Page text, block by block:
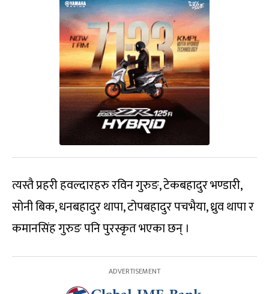
त्यस्तै प्रहरी हवल्दारहरु रविन गुरुङ, टेकबहादुर भण्डारी,
सोनी बिक, धनबहादुर थापा, टोपबहादुर पचभैया, ध्रुव थापा र
कमानसिंह गुरुङ पनि पुरस्कृत भएका छन् ।